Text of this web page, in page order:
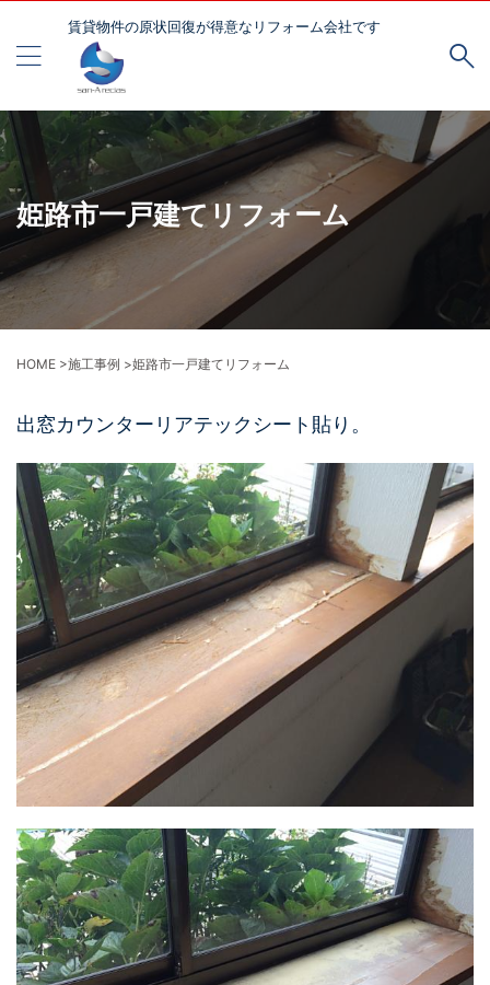
賃貸物件の原状回復が得意なリフォーム会社です
姫路市一戸建てリフォーム
HOME >施工事例 >姫路市一戸建てリフォーム
出窓カウンターリアテックシート貼り。